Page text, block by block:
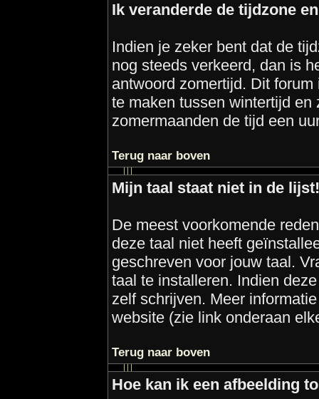
Ik veranderde de tijdzone
Indien je zeker bent dat de
nog steeds verkeerd, dan is
antwoord zomertijd. Dit
te maken tussen wintertijd
zomermaanden de tijd een
Terug naar boven
Mijn taal staat niet in de lijst!
De meest voorkomende
deze taal niet heeft
geschreven voor jouw taal.
taal te installeren. Indien
zelf schrijven. Meer
website (zie link onderaan
Terug naar boven
Hoe kan ik een afbeelding